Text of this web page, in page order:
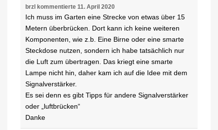
brzl kommentierte 11. April 2020
Ich muss im Garten eine Strecke von etwas über 15
Metern überbrücken. Dort kann ich keine weiteren
Komponenten, wie z.b. Eine Birne oder eine smarte
Steckdose nutzen, sondern ich habe tatsächlich nur
die Luft zum übertragen. Das kriegt eine smarte
Lampe nicht hin, daher kam ich auf die Idee mit dem
Signalverstärker.
Es sei denn es gibt Tipps für andere Signalverstärker
oder „luftbrücken“
Danke